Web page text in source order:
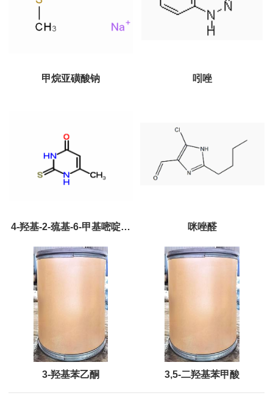
甲烷亚磺酸钠 吲唑
4-羟基-2-巯基-6-甲基嘧啶现
货
咪唑醛
3-羟基苯乙酮 3,5-二羟基苯甲酸